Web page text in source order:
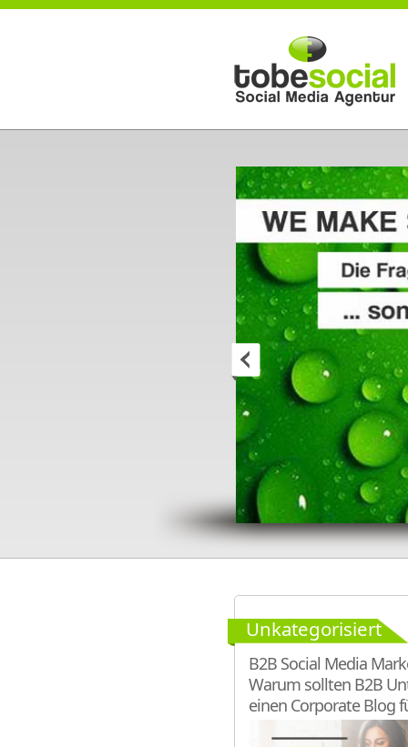
Direkt zum Inhalt
Unkategorisiert
B2B Social Media
Warum sollten B2B
einen Corporate Blog
Marketing einsetzen?